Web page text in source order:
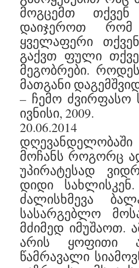
მოგცემთ
დაიჯეროთ რომ
ყველაფერი
გაქვთ ფული
მეგობრები.
მათგანი
– ჩემო ძვირფასო
ივნისი, 2009.
20.06.2014
მოჩანს როგორც
უპირატესად
დიდი
ძალისხმევა
სასარგებლო
მძიმედ იმუშაოთ.
არის ყოფითი
წამრავალი